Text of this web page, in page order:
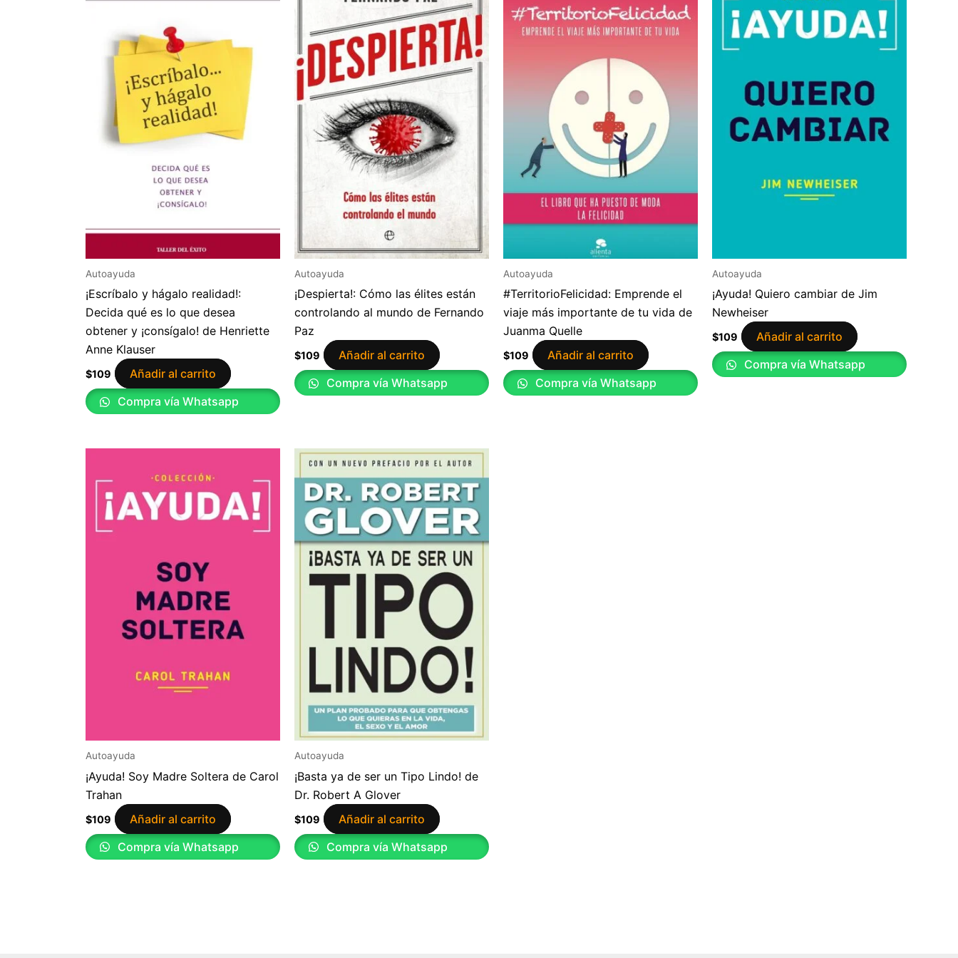
Autoayuda
¡Escríbalo y hágalo realidad!:
Decida qué es lo que desea
obtener y ¡consígalo! de Henriette
Anne Klauser
$109
Añadir al carrito
Compra vía Whatsapp
Autoayuda
¡Despierta!: Cómo las élites están
controlando al mundo de Fernando
Paz
$109
Añadir al carrito
Compra vía Whatsapp
Autoayuda
#TerritorioFelicidad: Emprende el
viaje más importante de tu vida de
Juanma Quelle
$109
Añadir al carrito
Compra vía Whatsapp
Autoayuda
¡Ayuda! Quiero cambiar de Jim
Newheiser
$109
Añadir al carrito
Compra vía Whatsapp
Autoayuda
¡Ayuda! Soy Madre Soltera de Carol
Trahan
$109
Añadir al carrito
Compra vía Whatsapp
Autoayuda
¡Basta ya de ser un Tipo Lindo! de
Dr. Robert A Glover
$109
Añadir al carrito
Compra vía Whatsapp